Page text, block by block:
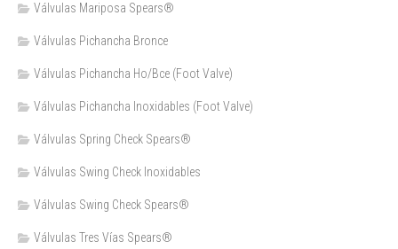
Válvulas Mariposa Spears®
Válvulas Pichancha Bronce
Válvulas Pichancha Ho/Bce (Foot Valve)
Válvulas Pichancha Inoxidables (Foot Valve)
Válvulas Spring Check Spears®
Válvulas Swing Check Inoxidables
Válvulas Swing Check Spears®
Válvulas Tres Vías Spears®